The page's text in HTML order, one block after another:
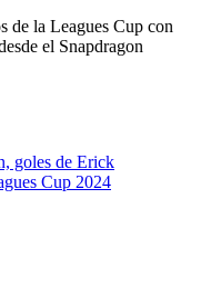
de la Leagues Cup con
el Snapdragon